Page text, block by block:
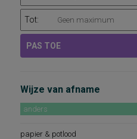
Tot:
PAS TOE
Wijze van afname
anders
papier & potlood